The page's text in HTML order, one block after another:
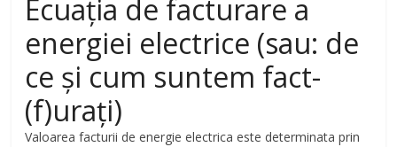
Ecuația de facturare a
energiei electrice (sau: de
ce și cum suntem fact-
(f)urați)
Valoarea facturii de energie electrica este determinata prin